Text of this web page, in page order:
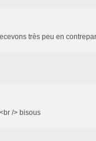
très peu en
/> bisous